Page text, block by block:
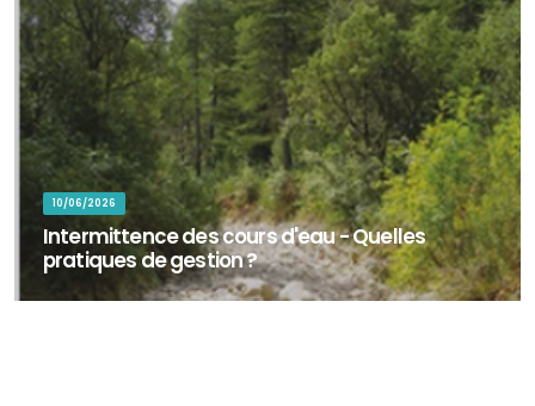
10/06/2026
Intermittence des cours d'eau - Quelles
pratiques de gestion ?
Plus de la moitié du réseau hydrographique mondial est concerné